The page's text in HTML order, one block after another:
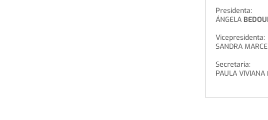
Presidenta:
ÁNGELA
Vicepresidenta:
SANDRA
Secretaria:
PAULA VIVIANA